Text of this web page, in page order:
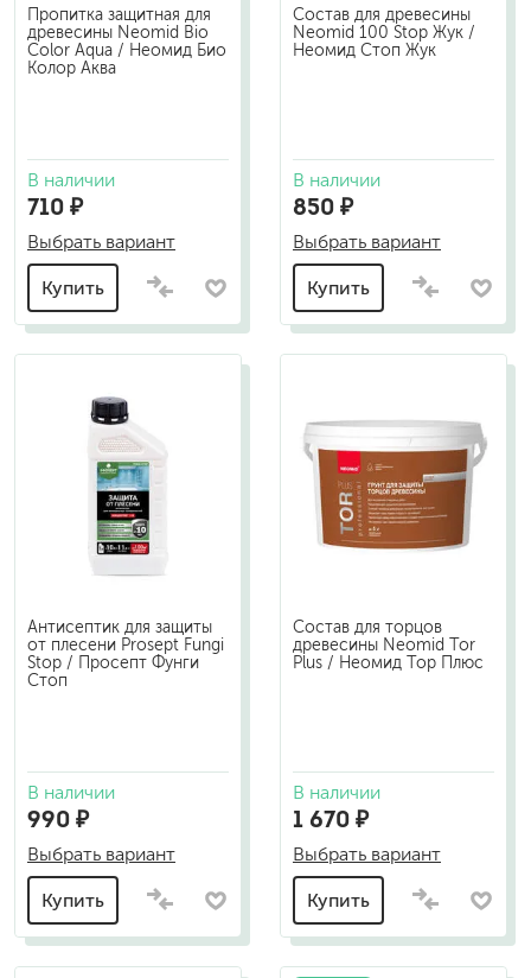
Пропитка защитная для
древесины Neomid Bio
Color Aqua / Неомид Био
Колор Аква
В наличии
710 ₽
Выбрать вариант
Купить
Состав для древесины
Neomid 100 Stop Жук /
Неомид Стоп Жук
В наличии
850 ₽
Выбрать вариант
Купить
Антисептик для защиты
от плесени Prosept Fungi
Stop / Просепт Фунги
Стоп
В наличии
990 ₽
Выбрать вариант
Купить
Состав для торцов
древесины Neomid Tor
Plus / Неомид Тор Плюс
В наличии
1 670 ₽
Выбрать вариант
Купить